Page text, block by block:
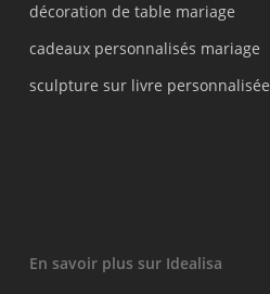
décoration de table mariage
cadeaux personnalisés mariage
sculpture sur livre personnalisée
En savoir plus sur Idealisa